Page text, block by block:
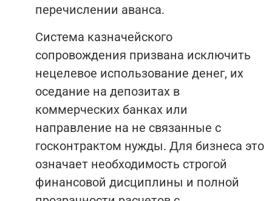
перечислении аванса.
Система казначейского
сопровождения призвана исключить
нецелевое использование денег, их
оседание на депозитах в
коммерческих банках или
направление на не связанные с
госконтрактом нужды. Для бизнеса это
означает необходимость строгой
финансовой дисциплины и полной